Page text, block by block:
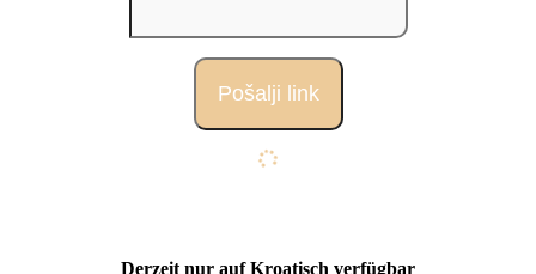
Derzeit nur auf Kroatisch verfügbar